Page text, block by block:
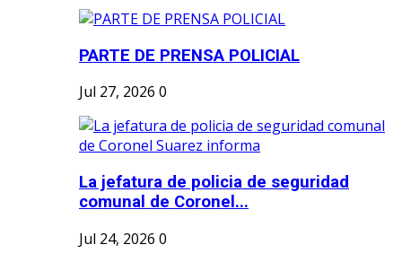
PARTE DE PRENSA POLICIAL
Jul 27, 2026 0
La jefatura de policia de seguridad
comunal de Coronel...
Jul 24, 2026 0